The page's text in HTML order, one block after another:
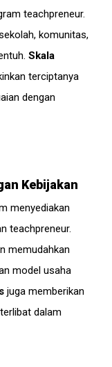
teachpreneur.
komunitas,
Skala
terciptanya
dengan
Kebijakan
menyediakan
teachpreneur.
memudahkan
model usaha
juga memberikan
dalam